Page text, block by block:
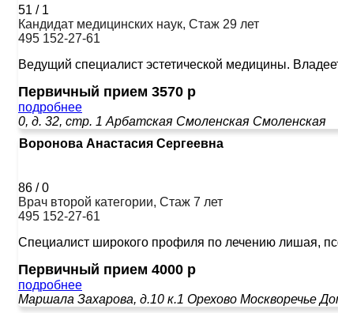
51 / 1
Кандидат медицинских наук, Стаж 29 лет
495 152-27-61
Ведущий специалист эстетической медицины.
Первичный прием 3570 р
подробнее
0, д. 32, стр. 1 Арбатская Смоленская Смоленская
Воронова Анастасия Сергеевна
86 /0
Врач второй категории, Стаж 7 лет
495 152-27-61
Специалист широкого профиля по лечению лишая,
Первичный прием 4000 р
подробнее
Маршала Захарова, д.10 к.1 Орехово Москворечье